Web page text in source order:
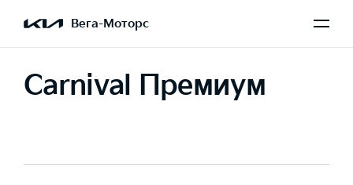
Вега-Моторс
Carnival Премиум